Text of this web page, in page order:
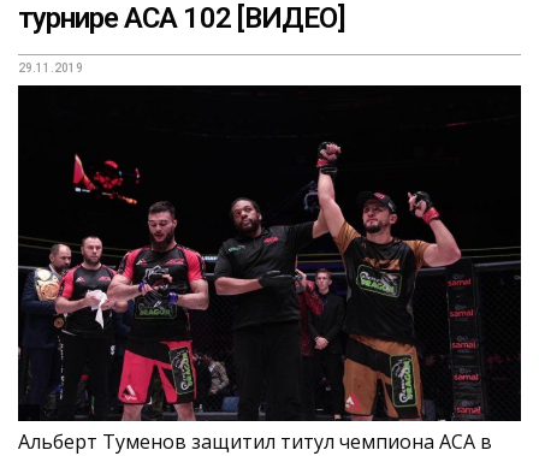
турнире ACA 102 [ВИДЕО]
29.11.2019
Альберт Туменов защитил титул чемпиона ACA в